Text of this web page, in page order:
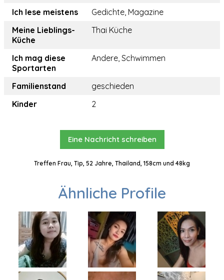
Ich lese meistens
Gedichte, Magazine
Meine Lieblings-
Küche
Thai Küche
Ich mag diese
Sportarten
Andere, Schwimmen
Familienstand
geschieden
Kinder
2
Eine Nachricht schreiben
Treffen Frau, Tip, 52 Jahre, Thailand, 158cm und 48kg
Ähnliche Profile